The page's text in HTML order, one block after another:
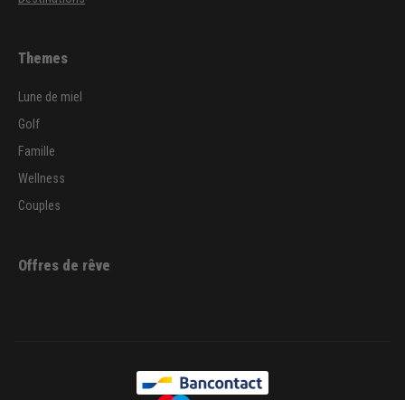
Themes
Lune de miel
Golf
Famille
Wellness
Couples
Offres de rêve